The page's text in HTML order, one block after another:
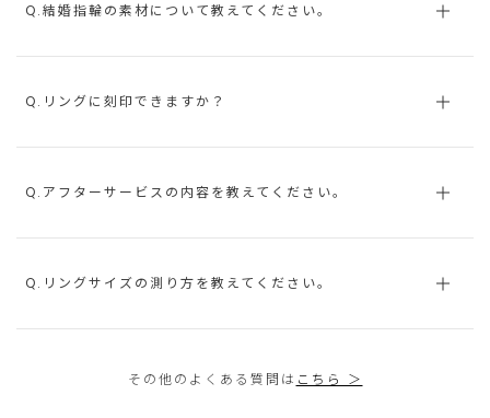
Q.結婚指輪の素材について教えてください。
Q.リングに刻印できますか？
Q.アフターサービスの内容を教えてください。
Q.リングサイズの測り方を教えてください。
その他のよくある質問は こちら ＞